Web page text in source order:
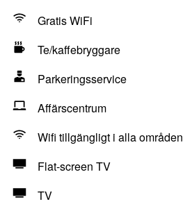
Gratis WiFi
Te/kaffebryggare
Parkeringsservice
Affärscentrum
Wifi tillgängligt i alla områden
Flat-screen TV
TV